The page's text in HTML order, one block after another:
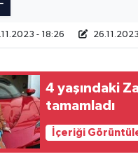
- 18:26
4 yaşındaki
tamamladı
İçeriği